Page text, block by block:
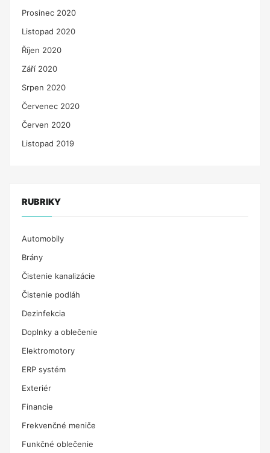
Prosinec 2020
Listopad 2020
Říjen 2020
Září 2020
Srpen 2020
Červenec 2020
Červen 2020
Listopad 2019
RUBRIKY
Automobily
Brány
Čistenie kanalizácie
Čistenie podláh
Dezinfekcia
Doplnky a oblečenie
Elektromotory
ERP systém
Exteriér
Financie
Frekvenčné meniče
Funkčné oblečenie